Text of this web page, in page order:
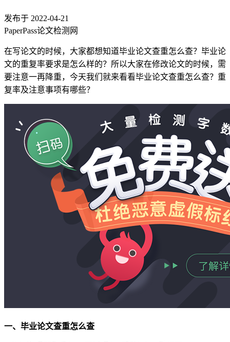
发布于 2022-04-21
PaperPass论文检测网
在写论文的时候，大家都想知道毕业论文查重怎么查？毕业论
文的重复率要求是怎么样的？所以大家在修改论文的时候，需
要注意一再降重，今天我们就来看看毕业论文查重怎么查？重
复率及注意事项有哪些？
一、毕业论文查重怎么查